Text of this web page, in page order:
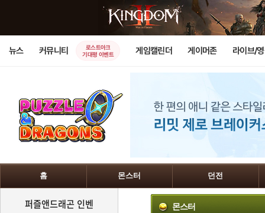
뉴스 커뮤니티
로스트아크
기대평 이벤트
게임캘린더 게이머존 라이브/
홈 몬스터 던전
퍼즐앤드래곤 인벤 몬스터